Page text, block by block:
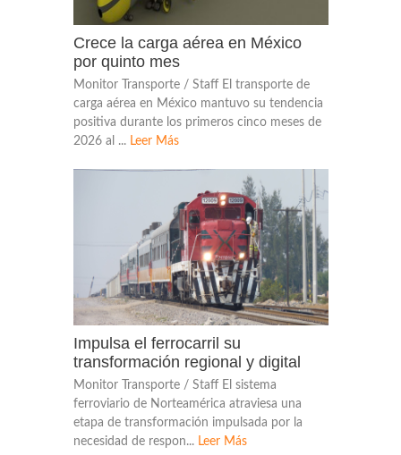
Crece la carga aérea en México
por quinto mes
Monitor Transporte / Staff El transporte de
carga aérea en México mantuvo su tendencia
positiva durante los primeros cinco meses de
2026 al ... Leer Más
Impulsa el ferrocarril su
transformación regional y digital
Monitor Transporte / Staff El sistema
ferroviario de Norteamérica atraviesa una
etapa de transformación impulsada por la
necesidad de respon... Leer Más